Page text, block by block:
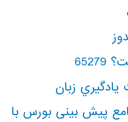
زبان
پیش بینی بورس با